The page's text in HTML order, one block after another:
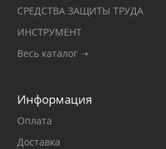
СРЕДСТВА ЗАЩИТЫ ТРУДА
ИНСТРУМЕНТ
Весь каталог ➝
Информация
Оплата
Доставка